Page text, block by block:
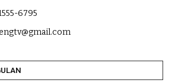
6795